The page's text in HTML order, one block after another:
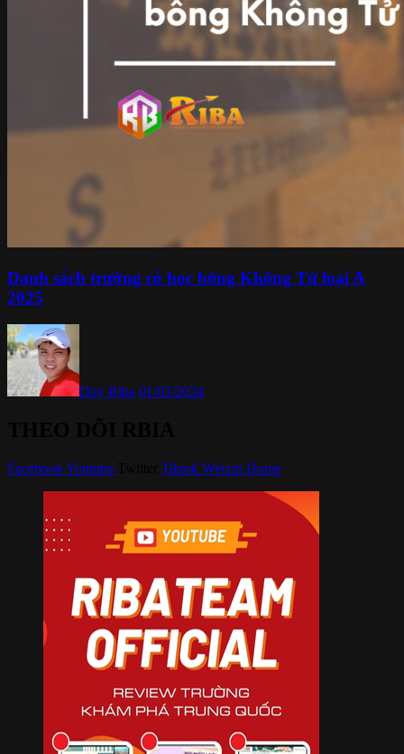
Danh sách trường có học bổng Khổng Tử loại A
2025
Duy Riba 01/03/2024
FacebookYoutube Tiktok Weixin Home